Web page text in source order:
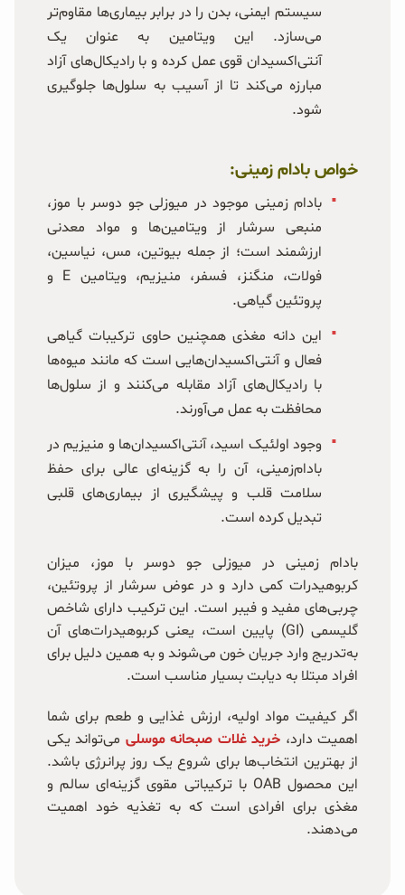
سیستم ایمنی، بدن را در برابر بیماری‌ها مقاوم‌تر
می‌سازد. این ویتامین به عنوان یک
آنتی‌اکسیدان قوی عمل کرده و با رادیکال‌های آزاد
مبارزه می‌کند تا از آسیب به سلول‌ها جلوگیری
شود.
خواص بادام زمینی:
بادام‌ زمینی موجود در میوزلی جو دوسر با موز،
منبعی سرشار از ویتامین‌ها و مواد معدنی
ارزشمند است؛ از جمله بیوتین، مس، نیاسین،
فولات، منگنز، فسفر، منیزیم، ویتامین E و
پروتئین گیاهی.
این دانه مغذی همچنین حاوی ترکیبات گیاهی
فعال و آنتی‌اکسیدان‌هایی است که مانند میوه‌ها
با رادیکال‌های آزاد مقابله می‌کنند و از سلول‌ها
محافظت به عمل می‌آورند.
وجود اولئیک اسید، آنتی‌اکسیدان‌ها و منیزیم در
بادام‌زمینی، آن را به گزینه‌ای عالی برای حفظ
سلامت قلب و پیشگیری از بیماری‌های قلبی
تبدیل کرده است.
بادام‌ زمینی در میوزلی جو دوسر با موز، میزان
کربوهیدرات کمی دارد و در عوض سرشار از پروتئین،
چربی‌های مفید و فیبر است. این ترکیب دارای شاخص
گلیسمی (GI) پایین است، یعنی کربوهیدرات‌های آن
به‌تدریج وارد جریان خون می‌شوند و به همین دلیل برای
افراد مبتلا به دیابت بسیار مناسب است.
اگر کیفیت مواد اولیه، ارزش غذایی و طعم برای شما
اهمیت دارد، خرید غلات صبحانه موسلی می‌تواند یکی
از بهترین انتخاب‌ها برای شروع یک روز پرانرژی باشد.
این محصول OAB با ترکیباتی مقوی گزینه‌ای سالم و
مغذی برای افرادی است که به تغذیه خود اهمیت
می‌دهند.